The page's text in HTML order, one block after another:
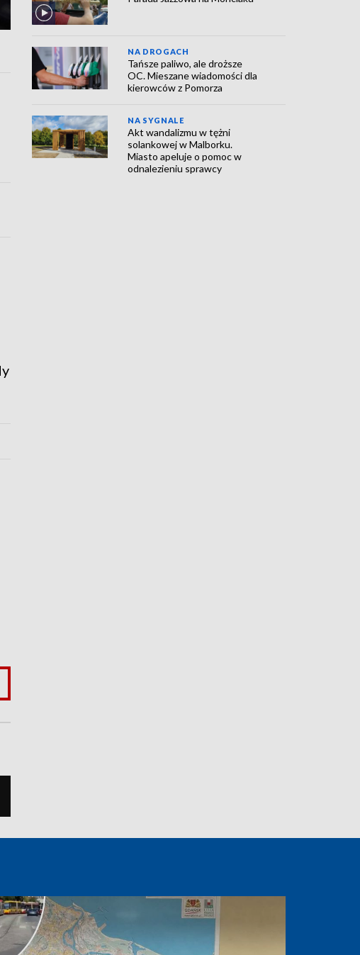
NA DROGACH
Tańsze paliwo, ale droższe
OC. Mieszane wiadomości dla
kierowców z Pomorza
NA SYGNALE
Akt wandalizmu w tężni
solankowej w Malborku.
Miasto apeluje o pomoc w
odnalezieniu sprawcy